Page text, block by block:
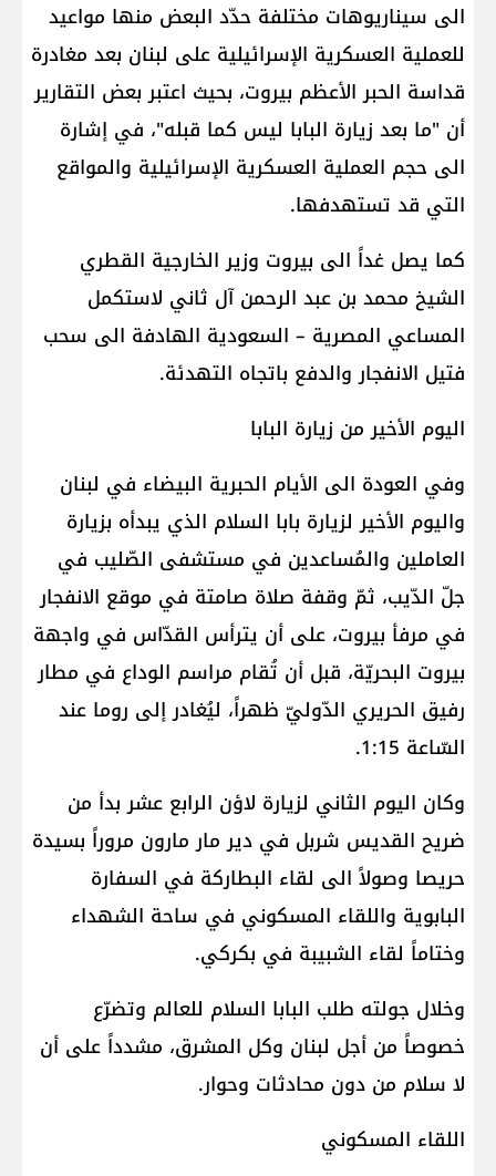
الى سيناريوهات مختلفة حدّد البعض منها مواعيد
للعملية العسكرية الإسرائيلية على لبنان بعد مغادرة
قداسة الحبر الأعظم بيروت، بحيث اعتبر بعض التقارير
أن "ما بعد زيارة البابا ليس كما قبله"، في إشارة
الى حجم العملية العسكرية الإسرائيلية والمواقع
التي قد تستهدفها.
كما يصل غداً الى بيروت وزير الخارجية القطري
الشيخ محمد بن عبد الرحمن آل ثاني لاستكمل
المساعي المصرية – السعودية الهادفة الى سحب
فتيل الانفجار والدفع باتجاه التهدئة.
اليوم الأخير من زيارة البابا
وفي العودة الى الأيام الحبرية البيضاء في لبنان
واليوم الأخير لزيارة بابا السلام الذي يبدأه بزيارة
العاملين والمُساعدين في مستشفى الصّليب في
جلّ الدّيب، ثمّ وقفة صلاة صامتة في موقع الانفجار
في مرفأ بيروت، على أن يترأس القدّاس في واجهة
بيروت البحريّة، قبل أن تُقام مراسم الوداع في مطار
رفيق الحريري الدّوليّ ظهراً، ليُغادر إلى روما عند
السّاعة 1:15.
وكان اليوم الثاني لزيارة لاؤن الرابع عشر بدأ من
ضريح القديس شربل في دير مار مارون مروراً بسيدة
حريصا وصولاً الى لقاء البطاركة في السفارة
البابوية واللقاء المسكوني في ساحة الشهداء
وختاماً لقاء الشبيبة في بكركي.
وخلال جولته طلب البابا السلام للعالم وتضرّع
خصوصاً من أجل لبنان وكل المشرق، مشدداً على أن
لا سلام من دون محادثات وحوار.
اللقاء المسكوني